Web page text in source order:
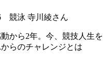
競泳 寺川綾さん
から2年。今、競技人生を
らのチャレンジとは